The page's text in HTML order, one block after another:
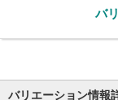
バ
バリエーション情報